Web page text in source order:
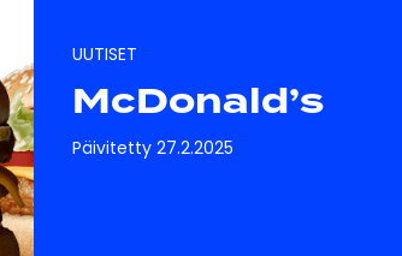
McDonald’s
UUTISET
Päivitetty 27.2.2025